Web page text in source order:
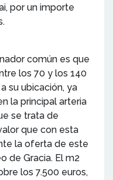
por un importe
común es que
los 70 y los 140
su ubicación, ya
la principal arteria
se trata de
que con esta
la oferta de este
de Gracia. El m2
los 7.500 euros,